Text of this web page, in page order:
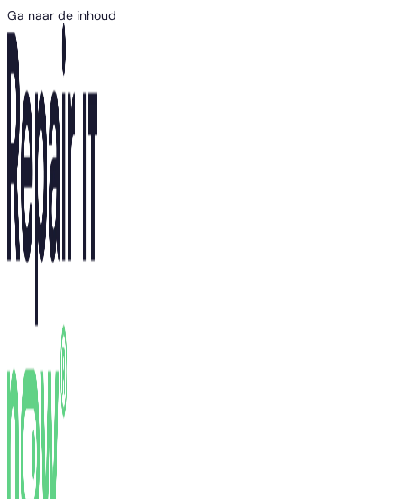
Ga naar de inhoud